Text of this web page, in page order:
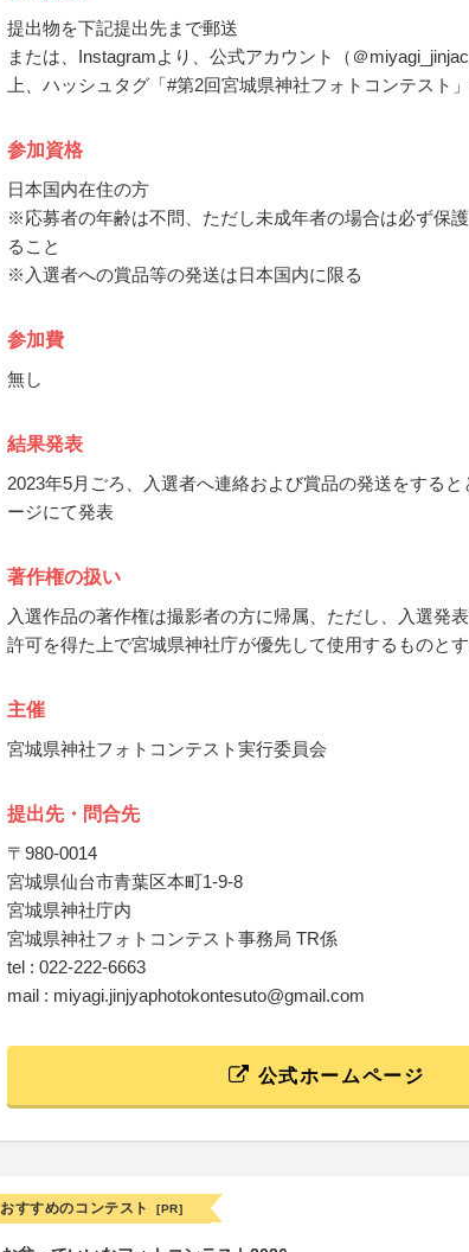
提出物を下記提出先まで郵送
または、Instagramより、公式アカウント（＠
上、ハッシュタグ「#第2回宮城県神社フォトコンテスト
参加資格
日本国内在住の方
※応募者の年齢は不問、ただし未成年者の場合は必ず保
ること
※入選者への賞品等の発送は日本国内に限る
参加費
無し
結果発表
2023年5月ごろ、入選者へ連絡および賞品の発送をする
ージにて発表
著作権の扱い
入選作品の著作権は撮影者の方に帰属、ただし、入選発
許可を得た上で宮城県神社庁が優先して使用するものと
主催
宮城県神社フォトコンテスト実行委員会
提出先・問合先
〒980-0014
宮城県仙台市青葉区本町1‐9‐8
宮城県神社庁内
宮城県神社フォトコンテスト事務局 TR係
tel : 022-222-6663
mail : miyagi.jinjyaphotokontesuto@gmail.com
公式ホームページ
おすすめのコンテスト [PR]